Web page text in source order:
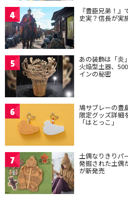
4 『豊臣兄弟！
史実？信長が実
5 あの装飾は「炎
火焔型土器、
インの秘密
6 鳩サブレーの豊
限定グッズ詳細
「はとっこ」
7 土偶なりきりパ
発掘された土偶
が新発売